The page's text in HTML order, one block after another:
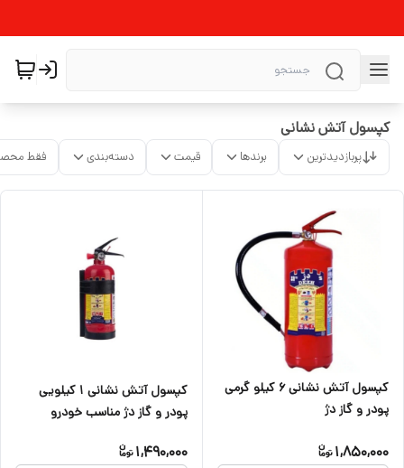
کپسول آتش نشانی
پربازدیدترین برندها قیمت دسته‌بندی فقط
کپسول آتش نشانی ۶ کیلو گرمی
پودر و گاز دژ
1,850,000
کپسول آتش نشانی ۱ کیلویی
پودر و گاز دژ مناسب خودرو
1,490,000